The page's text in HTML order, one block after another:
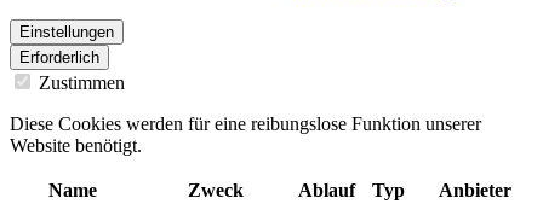
Einstellungen
Erforderlich
Zustimmen
Diese Cookies werden für eine reibungslose Funktion unserer
Website benötigt.
Name Zweck Ablauf Typ Anbieter